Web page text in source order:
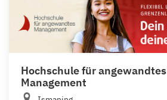
Hochschule für angewandtes
Management